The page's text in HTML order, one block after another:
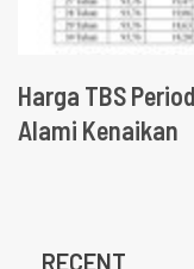
Harga TBS
Alami Kenaikan
RECENT